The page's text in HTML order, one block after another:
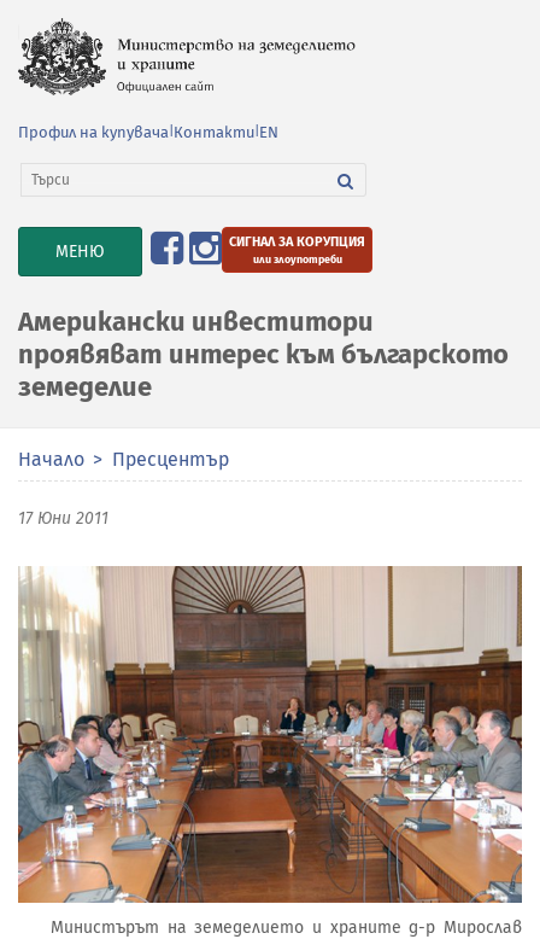
Профил на купувача Контакти EN
TOGGLE
NAVIGATION
МЕНЮ СИГНАЛ ЗА КОРУПЦИЯ
или злоупотреби
Американски инвеститори
проявяват интерес към българското
земеделие
Начало Пресцентър
17 Юни 2011
Министърът на земеделието и храните д-р Мирослав